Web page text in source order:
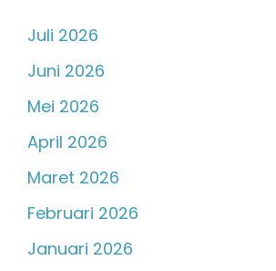
Juli 2026
Juni 2026
Mei 2026
April 2026
Maret 2026
Februari 2026
Januari 2026